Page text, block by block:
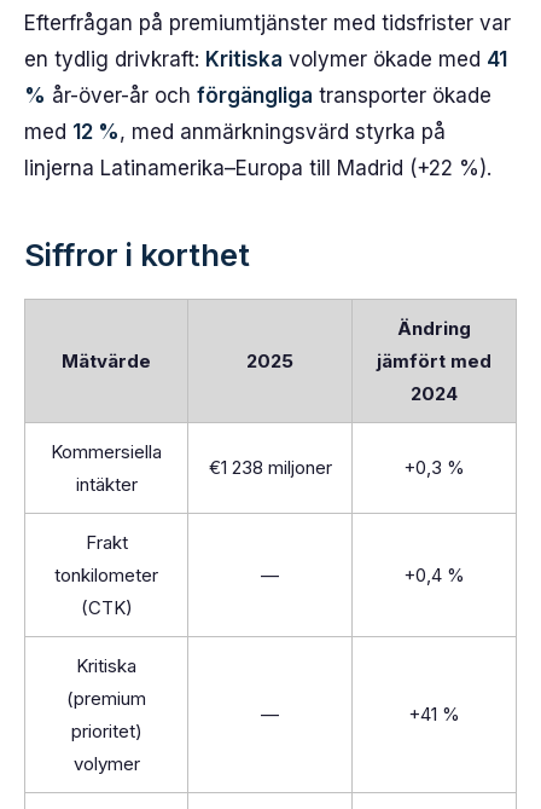
Efterfrågan på premiumtjänster med tidsfrister var
en tydlig drivkraft: Kritiska volymer ökade med 41
% år-över-år och förgängliga transporter ökade
med 12 %, med anmärkningsvärd styrka på
linjerna Latinamerika–Europa till Madrid (+22 %).
Siffror i korthet
Mätvärde 2025
Ändring
jämfört med
2024
Kommersiella
intäkter
€1 238 miljoner +0,3 %
Frakt
tonkilometer
(CTK)
— +0,4 %
Kritiska
(premium
prioritet)
volymer
— +41 %